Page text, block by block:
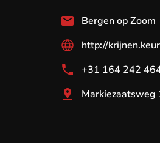
Bergen op Zoom
http://
+31 164 242
Markiezaatsweg